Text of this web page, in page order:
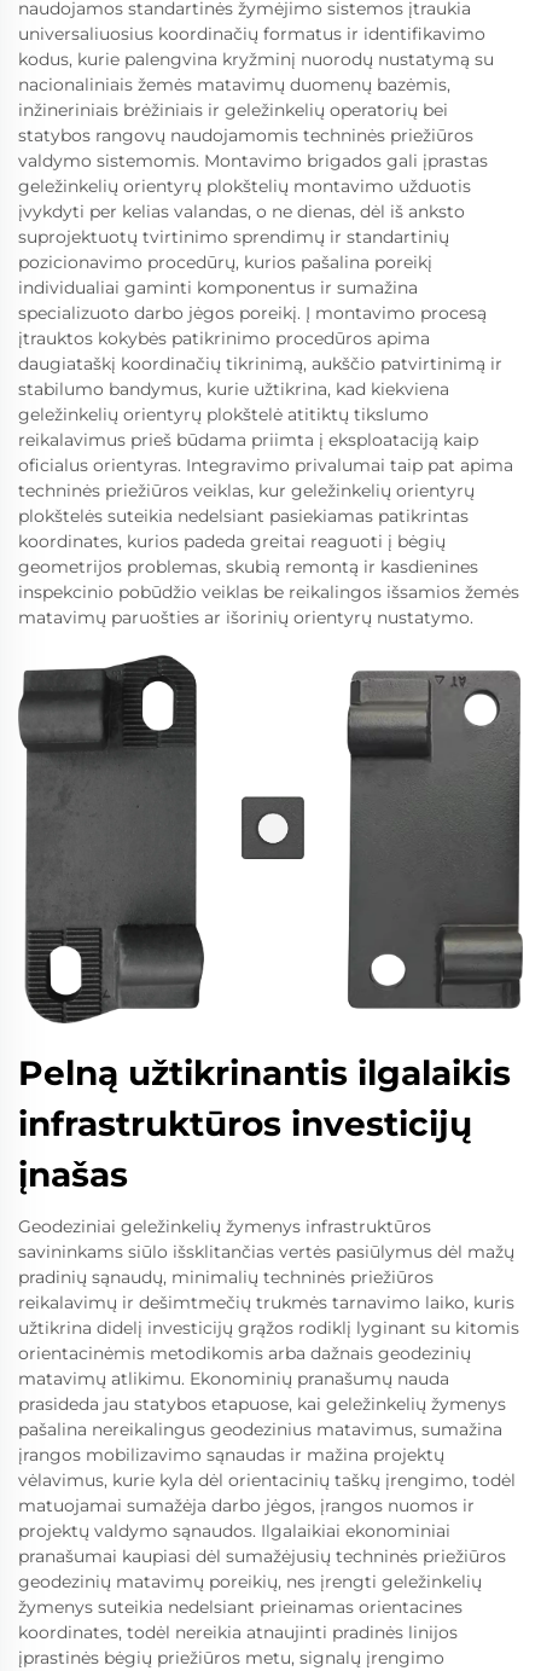
naudojamos standartinės žymėjimo sistemos įtraukia
universaliuosius koordinačių formatus ir identifikavimo
kodus, kurie palengvina kryžminį nuorodų nustatymą su
nacionaliniais žemės matavimų duomenų bazėmis,
inžineriniais brėžiniais ir geležinkelių operatorių bei
statybos rangovų naudojamomis techninės priežiūros
valdymo sistemomis. Montavimo brigados gali įprastas
geležinkelių orientyrų plokštelių montavimo užduotis
įvykdyti per kelias valandas, o ne dienas, dėl iš anksto
suprojektuotų tvirtinimo sprendimų ir standartinių
pozicionavimo procedūrų, kurios pašalina poreikį
individualiai gaminti komponentus ir sumažina
specializuoto darbo jėgos poreikį. Į montavimo procesą
įtrauktos kokybės patikrinimo procedūros apima
daugiataškį koordinačių tikrinimą, aukščio patvirtinimą ir
stabilumo bandymus, kurie užtikrina, kad kiekviena
geležinkelių orientyrų plokštelė atitiktų tikslumo
reikalavimus prieš būdama priimta į eksploataciją kaip
oficialus orientyras. Integravimo privalumai taip pat apima
techninės priežiūros veiklas, kur geležinkelių orientyrų
plokštelės suteikia nedelsiant pasiekiamas patikrintas
koordinates, kurios padeda greitai reaguoti į bėgių
geometrijos problemas, skubią remontą ir kasdienines
inspekcinio pobūdžio veiklas be reikalingos išsamios žemės
matavimų paruošties ar išorinių orientyrų nustatymo.
Pelną užtikrinantis ilgalaikis
infrastruktūros investicijų
įnašas
Geodeziniai geležinkelių žymenys infrastruktūros
savininkams siūlo išsklitančias vertės pasiūlymus dėl mažų
pradinių sąnaudų, minimalių techninės priežiūros
reikalavimų ir dešimtmečių trukmės tarnavimo laiko, kuris
užtikrina didelį investicijų grąžos rodiklį lyginant su kitomis
orientacinėmis metodikomis arba dažnais geodezinių
matavimų atlikimu. Ekonominių pranašumų nauda
prasideda jau statybos etapuose, kai geležinkelių žymenys
pašalina nereikalingus geodezinius matavimus, sumažina
įrangos mobilizavimo sąnaudas ir mažina projektų
vėlavimus, kurie kyla dėl orientacinių taškų įrengimo, todėl
matuojamai sumažėja darbo jėgos, įrangos nuomos ir
projektų valdymo sąnaudos. Ilgalaikiai ekonominiai
pranašumai kaupiasi dėl sumažėjusių techninės priežiūros
geodezinių matavimų poreikių, nes įrengti geležinkelių
žymenys suteikia nedelsiant prieinamas orientacines
koordinates, todėl nereikia atnaujinti pradinės linijos
įprastinės bėgių priežiūros metu, signalų įrengimo